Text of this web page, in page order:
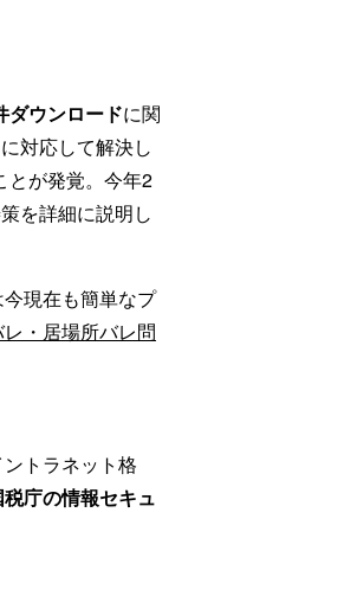
ダウンロードに関
対応して解決し
とが発覚。今年2
を詳細に説明し
現在も簡単なプ
・居場所バレ問
トラネット格
庁の情報セキュ